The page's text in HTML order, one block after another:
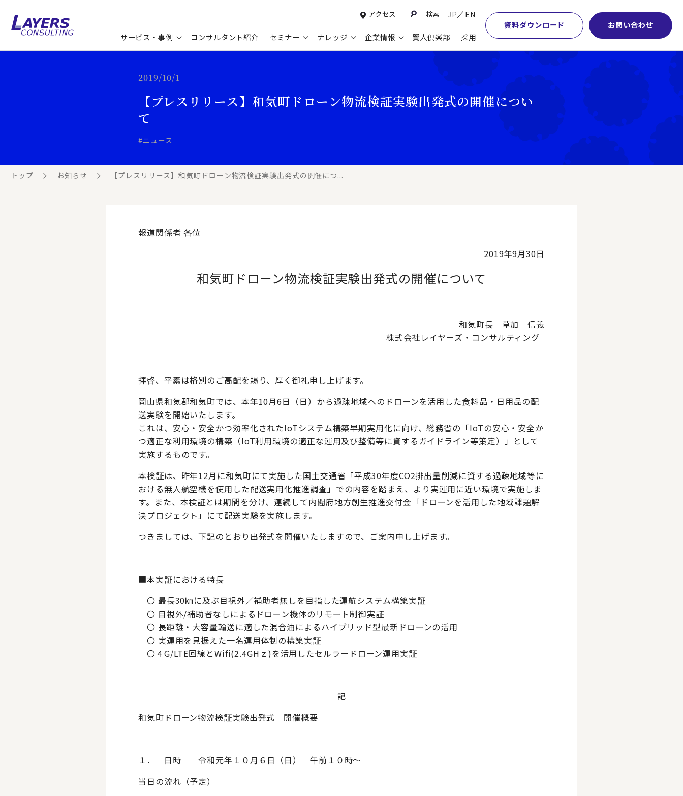
アクセス 検索 JP EN
サービス・事例 コンサルタント紹介 セミナー ナレッジ 企業情報 賢人倶楽部 採用
資料ダウンロード お問い合わせ
コンサルティングサービス
コンサルティング事例
M&A支援
本社・間接業務改革
サプライチェーンマネジメント
物流改革
ヒューマンリソースマネジメント
ビジネスプロセスアウトソーシング
AI・DX・ERP
セミナー情報
配信中のセミナーアーカイブ
最新ソリューション
ビジネス用語集
動画ライブラリ
広報・CSR
営業・マーケティング
設計・開発・生産・調達
【特集】会計システム刷新
【特集】CFO革新
【特集】ポスト2027年の基幹システム
連載／寄稿／書籍
経営諮問委員紹介
学術顧問紹介
DE&I推進の取り組み
グループ会社
グローバルネットワーク
アクセス
2019/10/1
【プレスリリース】和気町ドローン物流検証実験出発式の開催につい
て
#ニュース
トップ お知らせ 【プレスリリース】和気町ドローン物流検証実験出発式の開催につ...
報道関係者 各位
2019年9月30日
和気町ドローン物流検証実験出発式の開催について
和気町長 草加 信義
株式会社レイヤーズ・コンサルティング
拝啓、平素は格別のご高配を賜り、厚く御礼申し上げます。
岡山県和気郡和気町では、本年10月6日（日）から過疎地域へのドローンを活用した食料品・日用品の配
送実験を開始いたします。
これは、安心・安全かつ効率化されたIoTシステム構築早期実用化に向け、総務省の「IoTの安心・安全か
つ適正な利用環境の構築（IoT利用環境の適正な運用及び整備等に資するガイドライン等策定）」として
実施するものです。
本検証は、昨年12月に和気町にて実施した国土交通省「平成30年度CO2排出量削減に資する過疎地域等に
おける無人航空機を使用した配送実用化推進調査」での内容を踏まえ、より実運用に近い環境で実施しま
す。また、本検証とは期間を分け、連続して内閣府地方創生推進交付金「ドローンを活用した地域課題解
決プロジェクト」にて配送実験を実施します。
つきましては、下記のとおり出発式を開催いたしますので、ご案内申し上げます。
■本実証における特長
〇 最長30㎞に及ぶ目視外／補助者無しを目指した運航システム構築実証
〇 目視外/補助者なしによるドローン機体のリモート制御実証
〇 長距離・大容量輸送に適した混合油によるハイブリッド型最新ドローンの活用
〇 実運用を見据えた一名運用体制の構築実証
〇４G/LTE回線とWifi(2.4GHｚ)を活用したセルラードローン運用実証
記
和気町ドローン物流検証実験出発式 開催概要
１． 日時 令和元年１０月６日（日） 午前１０時～
当日の流れ（予定）